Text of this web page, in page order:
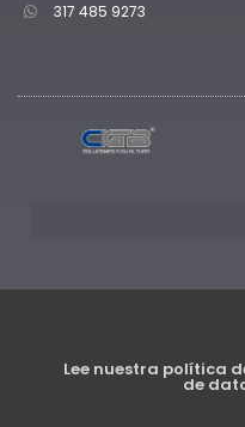
317 485 9273
Lee nuestra política
de